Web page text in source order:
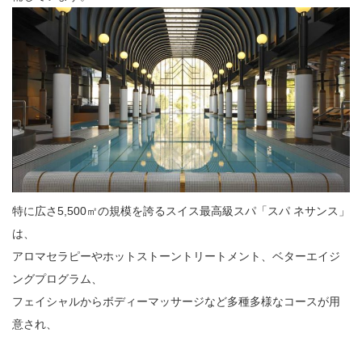
特に広さ5,500㎡の規模を誇るスイス最高級スパ「スパ ネサンス」
は、
アロマセラピーやホットストーントリートメント、ベターエイジ
ングプログラム、
フェイシャルからボディーマッサージなど多種多様なコースが用
意され、